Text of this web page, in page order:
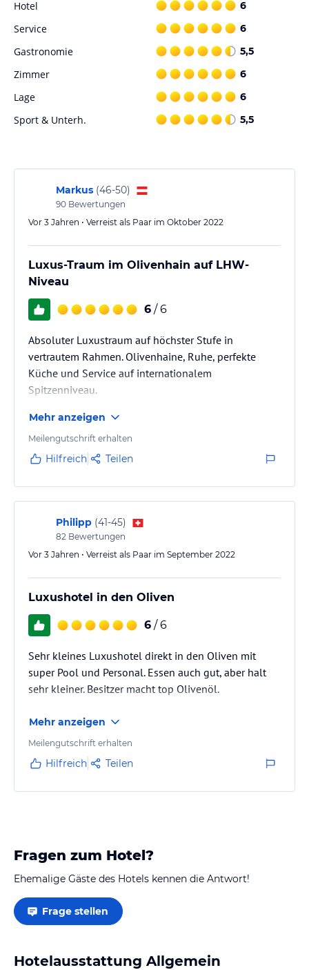
Angaben ohne Gewähr. Bitte lies vor der Buchung die
verbindlichen
des jeweiligen Veranstalters.
Hotel 6
Service 6
Gastronomie 5,5
Zimmer 6
Lage 6
Sport & Unterh. 5,5
Markus (46-50)
90 Bewertungen
Vor 3 Jahren • Verreist als Paar im Oktober 2022
Luxus-Traum im Olivenhain auf LHW-
Niveau
6 / 6
Absoluter Luxustraum auf höchster Stufe in
vertrautem Rahmen. Olivenhaine, Ruhe, perfekte
Küche und Service auf internationalem
Spitzenniveau.
Mehr anzeigen
Meilengutschrift erhalten
Hilfreich Teilen
Philipp (41-45)
82 Bewertungen
Vor 3 Jahren • Verreist als Paar im September 2022
Luxushotel in den Oliven
6 / 6
Sehr kleines Luxushotel direkt in den Oliven mit
super Pool und Personal. Essen auch gut, aber halt
sehr kleiner. Besitzer macht top Olivenöl.
Mehr anzeigen
Meilengutschrift erhalten
Hilfreich Teilen
Fragen zum Hotel?
Ehemalige Gäste des Hotels kennen die Antwort!
Frage stellen
Hotelausstattung Allgemein